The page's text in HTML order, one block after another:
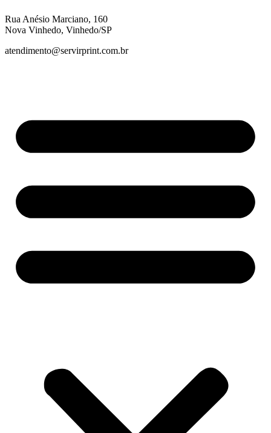
Rua Anésio Marciano, 160
Nova Vinhedo, Vinhedo/SP
atendimento@servirprint.com.br